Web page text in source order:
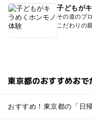
子どもが
その道のプ
こだわりの
東京都のおすすめおで
おすすめ！東京都の「日